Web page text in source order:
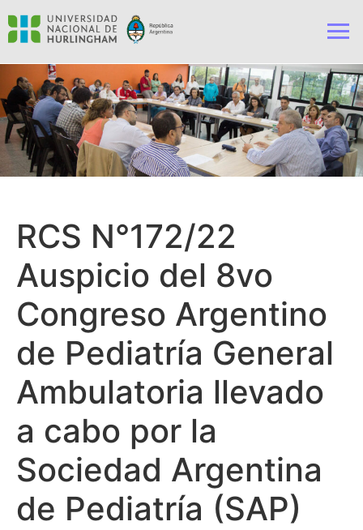
RCS N°172/22
Auspicio del 8vo
Congreso Argentino
de Pediatría General
Ambulatoria llevado
a cabo por la
Sociedad Argentina
de Pediatría (SAP)